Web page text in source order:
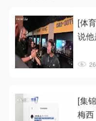
[体
说
[集
梅